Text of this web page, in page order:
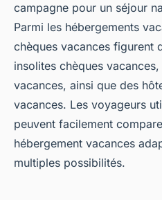
campagne pour un séjour
Parmi les hébergements
chèques vacances figurent
insolites chèques
vacances, ainsi que des
vacances. Les voyageurs
peuvent facilement
hébergement vacances
multiples possibilités.